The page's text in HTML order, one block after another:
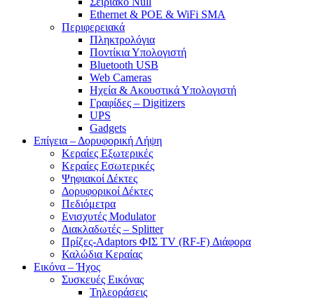
Ethernet & POE & WiFi SMA
Περιφερειακά
Πληκτρολόγια
Ποντίκια Υπολογιστή
Bluetooth USB
Web Cameras
Ηχεία & Ακουστικά Υπολογιστή
Γραφίδες – Digitizers
UPS
Gadgets
Επίγεια – Δορυφορική Λήψη
Κεραίες Εξωτερικές
Κεραίες Εσωτερικές
Ψηφιακοί Δέκτες
Δορυφορικοί Δέκτες
Πεδιόμετρα
Ενισχυτές Modulator
Διακλαδωτές – Splitter
Πρίζες-Adaptors ΦΙΣ TV (RF-F) Διάφορα
Καλώδια Κεραίας
Εικόνα – Ήχος
Συσκευές Εικόνας
Τηλεοράσεις